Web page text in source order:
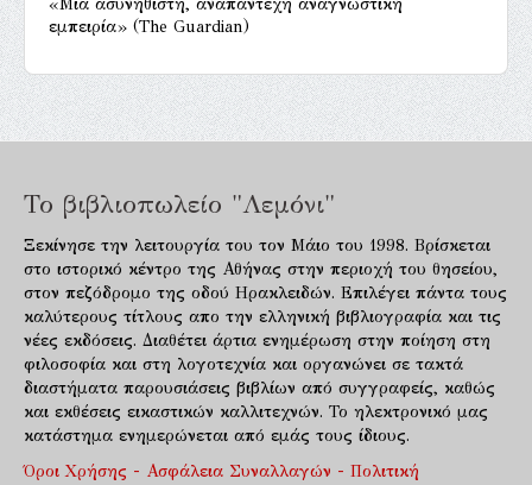
εμπειρία» (The Guardian)
Το βιβλιοπωλείο "Λεμόνι"
Ξεκίνησε την λειτουργία του τον Μάιο του 1998. Βρίσκεται
στο ιστορικό κέντρο της Αθήνας στην περιοχή του θησείου,
στον πεζόδρομο της οδού Ηρακλειδών. Επιλέγει πάντα τους
καλύτερους τίτλους απο την ελληνική βιβλιογραφία και τις
νέες εκδόσεις. Διαθέτει άρτια ενημέρωση στην ποίηση στη
φιλοσοφία και στη λογοτεχνία και οργανώνει σε τακτά
διαστήματα παρουσιάσεις βιβλίων από συγγραφείς, καθώς
και εκθέσεις εικαστικών καλλιτεχνών. Το ηλεκτρονικό μας
κατάστημα ενημερώνεται από εμάς τους ίδιους.
Όροι Χρήσης - Ασφάλεια Συναλλαγών - Πολιτική